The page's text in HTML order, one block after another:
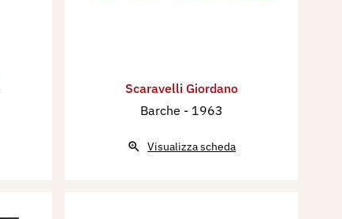
Scaravelli Giordano
Barche - 1963
Visualizza scheda